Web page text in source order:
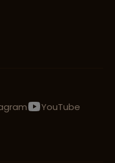
YouTube